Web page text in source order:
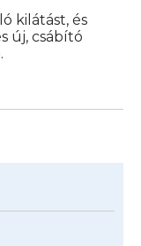
kilátást, és
új, csábító